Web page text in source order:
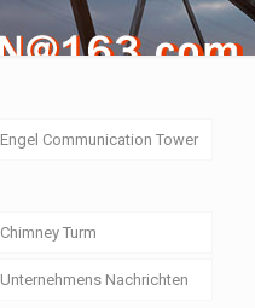
Engel Communication Tower
Chimney Turm
Unternehmens Nachrichten